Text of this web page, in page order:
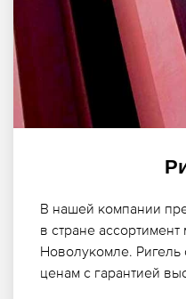
В нашей компании
в стране
Новолукомле. Ригель
ценам с гарантией